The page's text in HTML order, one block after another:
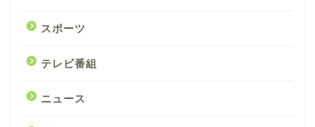
スポーツ
テレビ番組
ニュース